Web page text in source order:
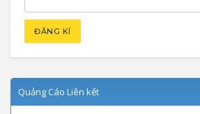
Quảng Cáo Liên kết